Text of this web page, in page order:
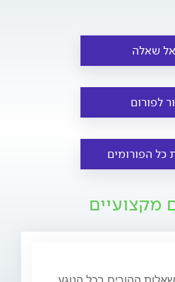
שאלה
לפורום
כל הפורומים
מקצועיים